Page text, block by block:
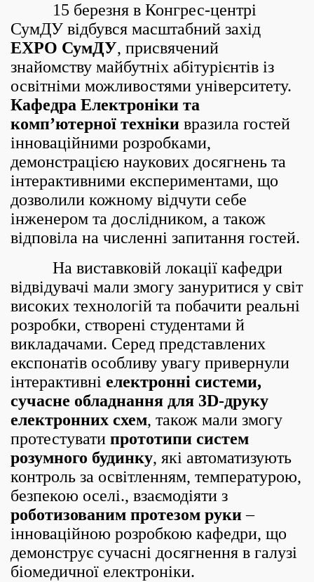
15 березня в Конгрес-центрі
СумДУ відбувся масштабний захід
EXPO СумДУ, присвячений
знайомству майбутніх абітурієнтів із
освітніми можливостями університету.
Кафедра Електроніки та
комп’ютерної техніки вразила гостей
інноваційними розробками,
демонстрацією наукових досягнень та
інтерактивними експериментами, що
дозволили кожному відчути себе
інженером та дослідником, а також
відповіла на численні запитання гостей.
На виставковій локації кафедри
відвідувачі мали змогу зануритися у світ
високих технологій та побачити реальні
розробки, створені студентами й
викладачами. Серед представлених
експонатів особливу увагу привернули
інтерактивні електронні системи,
сучасне обладнання для 3D-друку
електронних схем, також мали змогу
протестувати прототипи систем
розумного будинку, які автоматизують
контроль за освітленням, температурою,
безпекою оселі., взаємодіяти з
роботизованим протезом руки–
інноваційною розробкою кафедри, що
демонструє сучасні досягнення в галузі
біомедичної електроніки.